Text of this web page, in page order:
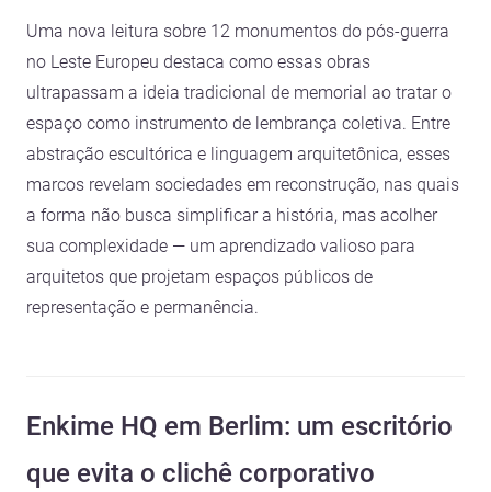
Uma nova leitura sobre 12 monumentos do pós-guerra
no Leste Europeu destaca como essas obras
ultrapassam a ideia tradicional de memorial ao tratar o
espaço como instrumento de lembrança coletiva. Entre
abstração escultórica e linguagem arquitetônica, esses
marcos revelam sociedades em reconstrução, nas quais
a forma não busca simplificar a história, mas acolher
sua complexidade — um aprendizado valioso para
arquitetos que projetam espaços públicos de
representação e permanência.
Enkime HQ em Berlim: um escritório
que evita o clichê corporativo